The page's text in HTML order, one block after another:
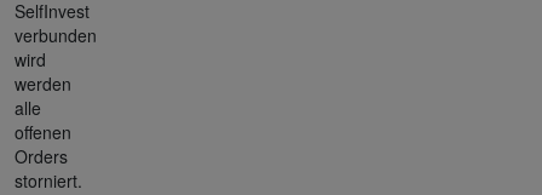
SelfInvest
verbunden
wird
werden
alle
offenen
Orders
storniert.